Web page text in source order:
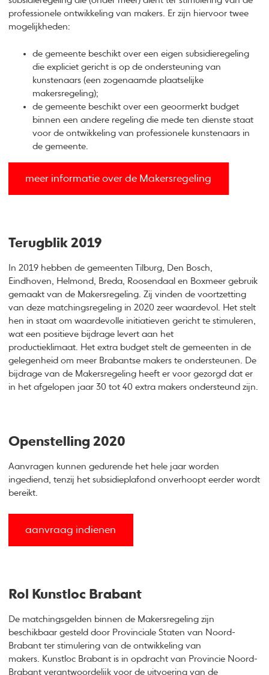
professionele ontwikkeling van makers. Er zijn hiervoor twee
mogelijkheden:
de gemeente beschikt over een eigen subsidieregeling
die expliciet gericht is op de ondersteuning van
kunstenaars (een zogenaamde plaatselijke
makersregeling);
de gemeente beschikt over een geoormerkt budget
binnen een andere regeling die mede ten dienste staat
voor de ontwikkeling van professionele kunstenaars in
de gemeente.
meer informatie over de Makersregeling
Terugblik 2019
In 2019 hebben de gemeenten Tilburg, Den Bosch,
Eindhoven, Helmond, Breda, Roosendaal en Boxmeer gebruik
gemaakt van de Makersregeling. Zij vinden de voortzetting
van deze matchingsregeling in 2020 zeer waardevol. Het stelt
hen in staat om waardevolle initiatieven gericht te stimuleren,
wat een positieve bijdrage levert aan het
productieklimaat. Het extra budget stelt de gemeenten in de
gelegenheid om meer Brabantse makers te ondersteunen. De
bijdrage van de Makersregeling heeft er voor gezorgd dat er
in het afgelopen jaar 30 tot 40 extra makers ondersteund zijn.
Openstelling 2020
Aanvragen kunnen gedurende het hele jaar worden
ingediend, tenzij het subsidieplafond onverhoopt eerder wordt
bereikt.
aanvraag indienen
Rol Kunstloc Brabant
De matchingsgelden binnen de Makersregeling zijn
beschikbaar gesteld door Provinciale Staten van Noord-
Brabant ter stimulering van de ontwikkeling van
makers. Kunstloc Brabant is in opdracht van Provincie Noord-
Brabant verantwoordelijk voor de uitvoering van de